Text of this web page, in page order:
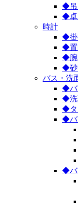
◆吊
◆卓
時計
◆掛
◆置
◆腕
◆砂
バス・洗
◆バ
◆洗
◆タ
◆バ
◆バ